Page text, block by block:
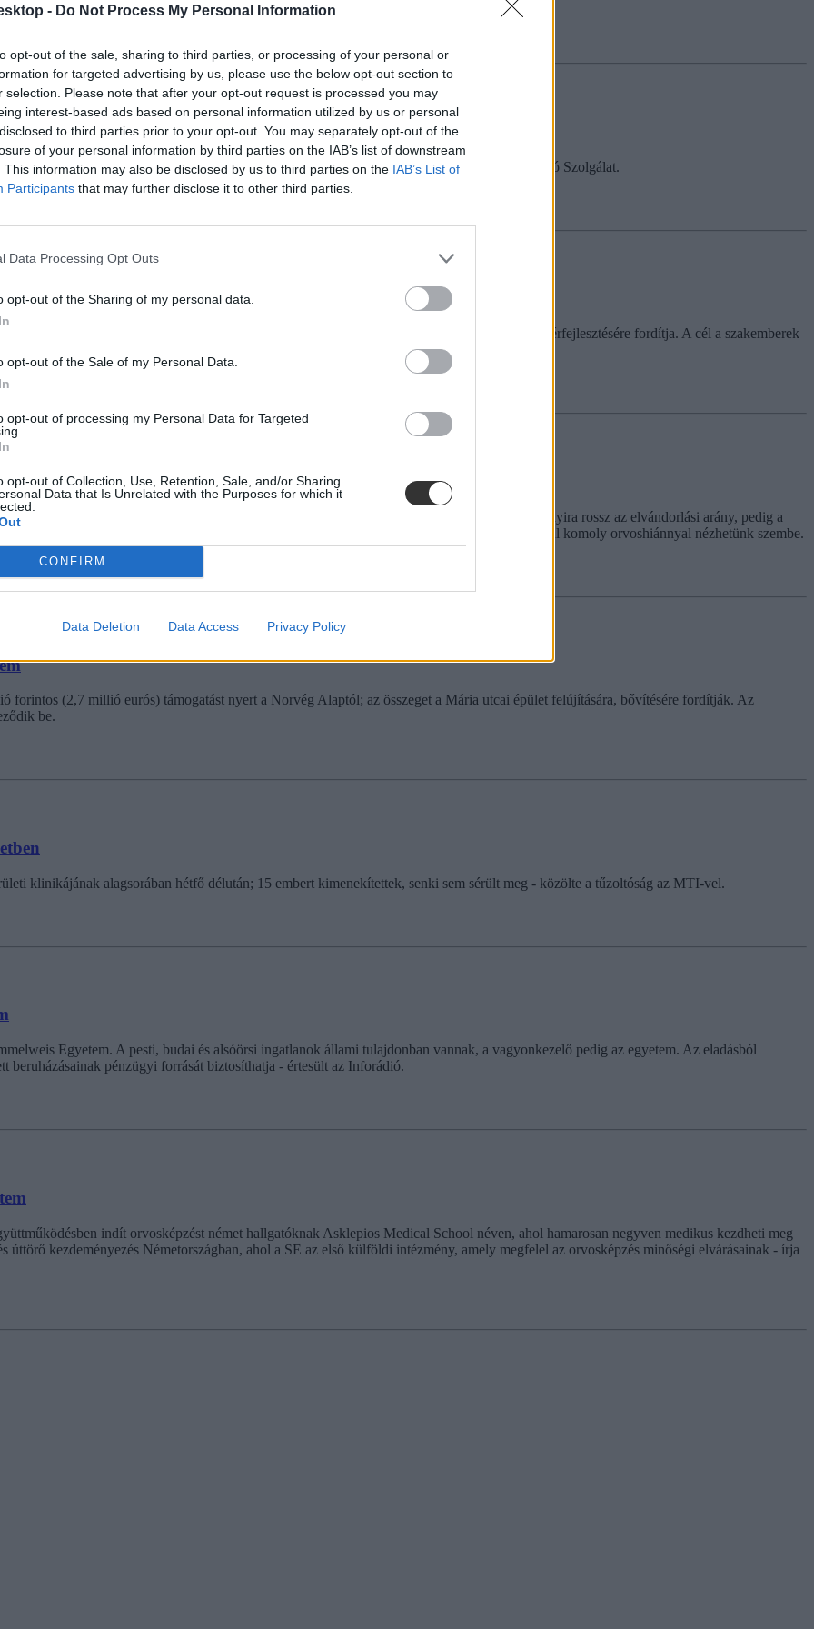
- Do Not Process My Personal Information
opt-out of the sale, sharing to third parties, or processing of your personal or
for targeted advertising by us, please use the below opt-out section to
selection. Please note that after your opt-out request is processed you may
interest-based ads based on personal information utilized by us or personal
to third parties prior to your opt-out. You may separately opt-out of the
of your personal information by third parties on the IAB’s list of downstream
This information may also be disclosed by us to third parties on the IAB’s List of
Participants that may further disclose it to other third parties.
Data Processing Opt Outs
opt-out of the Sharing of my personal data.
opt-out of the Sale of my Personal Data.
opt-out of processing my Personal Data for Targeted
opt-out of Collection, Use, Retention, Sale, and/or Sharing
Data that Is Unrelated with the Purposes for which it
CONFIRM
Data Deletion Data Access Privacy Policy
indul!
idei Országos Felsőoktatási Véradóversenyt a Magyar Vöröskereszt és az Országos Vérellátó Szolgálat.
a Richter Gedeon gyógyszergyártó cég, az adományt az egyetem az újszülöttgyógyászok bérfejlesztésére fordítja. A cél a szakemberek
ma fiatal rezidens orvosként elkezd dolgozni valamelyik kórházban. Ehhez képest nem is annyira rossz az elvándorlási arány, pedig a
a jövedelmekben akkor - hiába a paraszolvencia „jól működő rendszere” - néhány éven belül komoly orvoshiánnyal nézhetünk szembe.
(2,7 millió eurós) támogatást nyert a Norvég Alaptól; az összeget a Mária utcai épület felújítására, bővítésére fordítják. Az
be.
klinikájának alagsorában hétfő délután; 15 embert kimenekítettek, senki sem sérült meg - közölte a tűzoltóság az MTI-vel.
Egyetem. A pesti, budai és alsóörsi ingatlanok állami tulajdonban vannak, a vagyonkezelő pedig az egyetem. Az eladásból
beruházásainak pénzügyi forrását biztosíthatja - értesült az Inforádió.
indít orvosképzést német hallgatóknak Asklepios Medical School néven, ahol hamarosan negyven medikus kezdheti meg
kezdeményezés Németországban, ahol a SE az első külföldi intézmény, amely megfelel az orvosképzés minőségi elvárásainak - írja